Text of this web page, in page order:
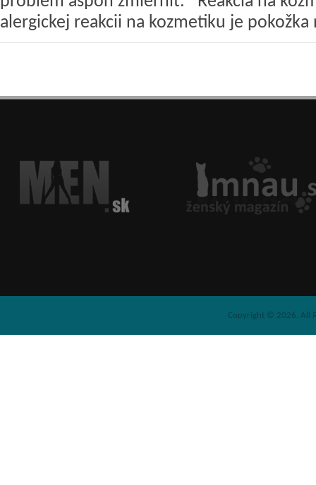
alergickej reakcii na kozmetiku je
Copyright © 2026. All